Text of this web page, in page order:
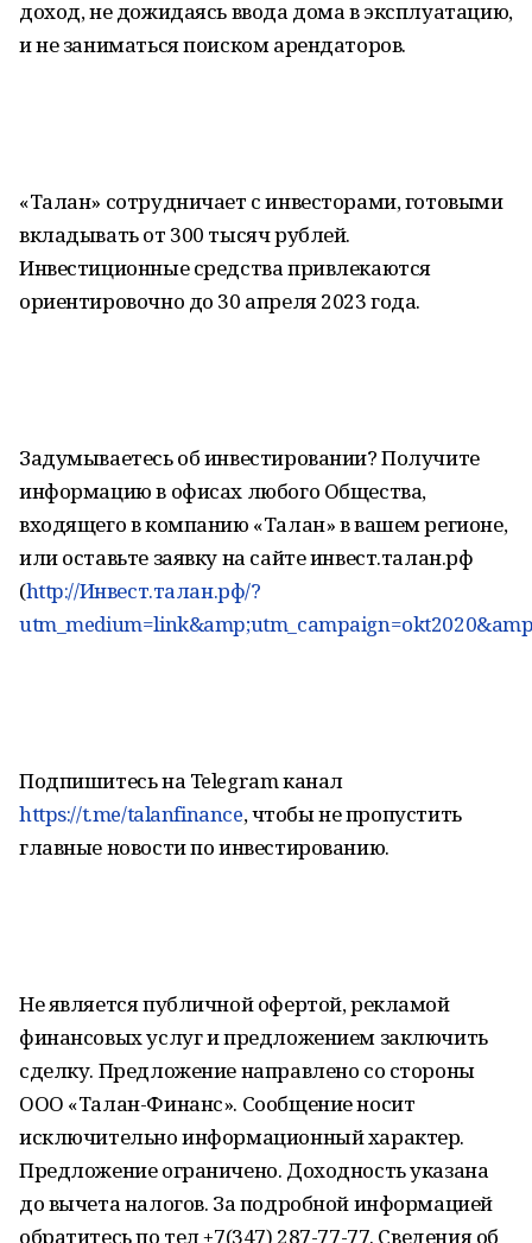
доход, не дожидаясь ввода дома в эксплуатацию,
и не заниматься поиском арендаторов.
«Талан» сотрудничает с инвесторами, готовыми
вкладывать от 300 тысяч рублей.
Инвестиционные средства привлекаются
ориентировочно до 30 апреля 2023 года.
Задумываетесь об инвестировании? Получите
информацию в офисах любого Общества,
входящего в компанию «Талан» в вашем регионе,
или оставьте заявку на сайте инвест.талан.рф
(http://Инвест.талан.рф/?
Подпишитесь на Telegram канал
https://t.me/talanfinance, чтобы не пропустить
главные новости по инвестированию.
Не является публичной офертой, рекламой
финансовых услуг и предложением заключить
сделку. Предложение направлено со стороны
ООО «Талан-Финанс». Сообщение носит
исключительно информационный характер.
Предложение ограничено. Доходность указана
до вычета налогов. За подробной информацией
обратитесь по тел +7(347) 287-77-77. Сведения об